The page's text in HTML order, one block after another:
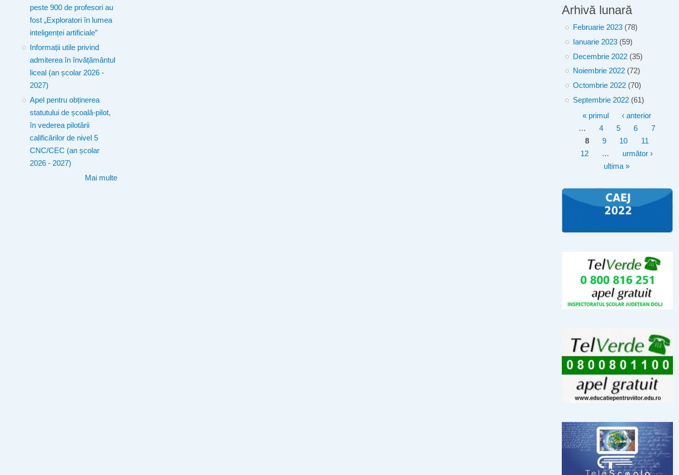
peste 900 de profesori au
fost „Exploratori în lumea
inteligenței artificiale”
Informații utile privind
admiterea în învățământul
liceal (an școlar 2026 -
2027)
Apel pentru obținerea
statutului de școală-pilot,
în vederea pilotării
calificărilor de nivel 5
CNC/CEC (an școlar
2026 - 2027)
Mai multe
Arhivă lunară
Februarie 2023 (78)
Ianuarie 2023 (59)
Decembrie 2022 (35)
Noiembrie 2022 (72)
Octombrie 2022 (70)
Septembrie 2022 (61)
Pagini« primul
‹ anterior
…
4 5 6
7
8
9 10
11
12
…
următor ›
ultima »